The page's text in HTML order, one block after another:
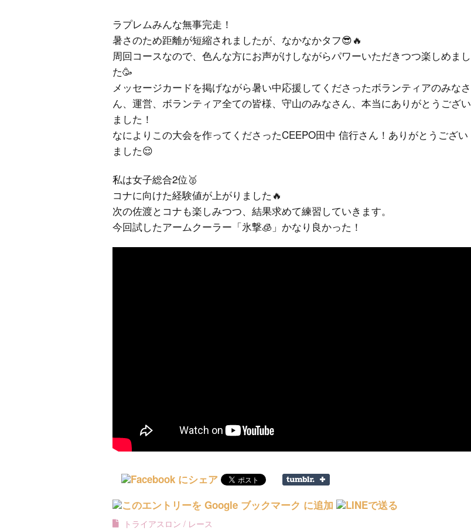
SWIM Training
RUN Training
INDOOR Training
ラプレムみんな無事完走！
暑さのため距離が短縮されましたが、なかなかタフ😎🔥
周回コースなので、色んな方にお声がけしながらパワーいただきつつ楽しめまし
た🥳
メッセージカードを掲げながら暑い中応援してくださったボランティアのみなさ
ん、運営、ボランティア全ての皆様、守山のみなさん、本当にありがとうござい
ました！
なによりこの大会を作ってくださったCEEPO田中 信行さん！ありがとうござい
ました😌
私は女子総合2位🥈
コナに向けた経験値が上がりました🔥
次の佐渡とコナも楽しみつつ、結果求めて練習していきます。
今回試したアームクーラー「氷撃🧊」かなり良かった！
トライアスロン レース